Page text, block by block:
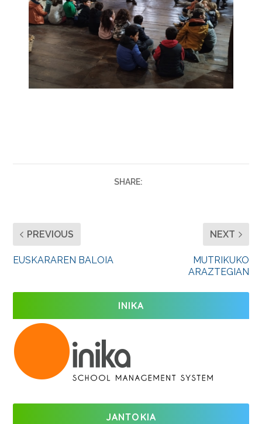
SHARE:
PREVIOUS
EUSKARAREN BALOIA
NEXT
MUTRIKUKO
ARAZTEGIAN
INIKA
JANTOKIA